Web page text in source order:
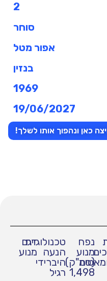
2
סוחר
אפור מטל
בנזין
1969
19/06/2027
כאן ונהפוך אותו לשלך!
נפח
מנוע
(סמ"ק)
1,498
טכנולוגיית
הנעה
היברידי
רגיל
דגם
מנוע